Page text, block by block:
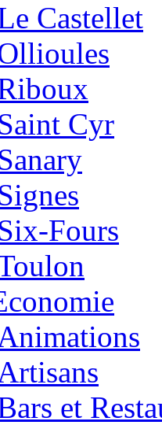
Castellet
Cyr
Fours
et